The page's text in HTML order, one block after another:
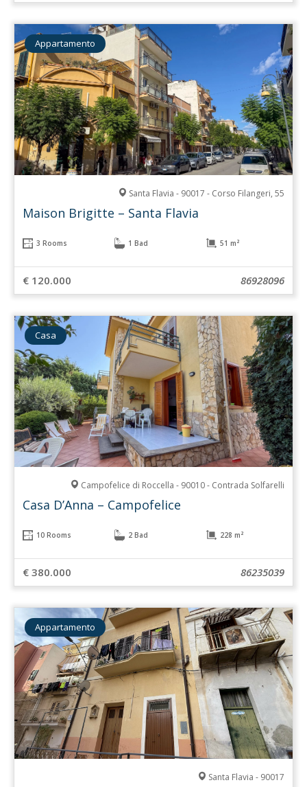
Appartamento
Santa Flavia - 90017 - Corso Filangeri, 55
Maison Brigitte – Santa Flavia
3 Rooms 1 Bad 51 m²
€ 120.000 86928096
Casa
Campofelice di Roccella - 90010 - Contrada Solfarelli
Casa D’Anna – Campofelice
10 Rooms 2 Bad 228 m²
€ 380.000 86235039
Appartamento
Santa Flavia - 90017